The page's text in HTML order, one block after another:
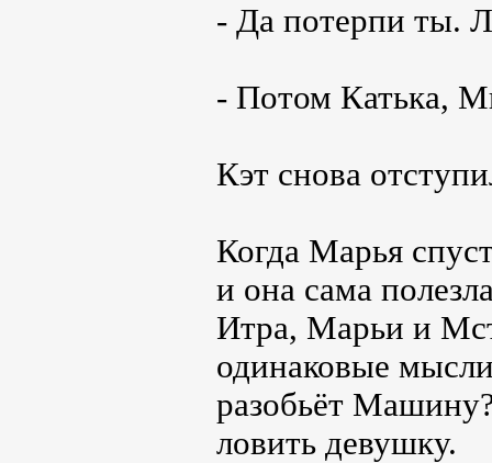
- Да потерпи ты.
- Потом Катька,
Кэт снова
Когда Марья
и она сама
Итра, Марьи и
одинаковые
разобьёт
ловить девушку.